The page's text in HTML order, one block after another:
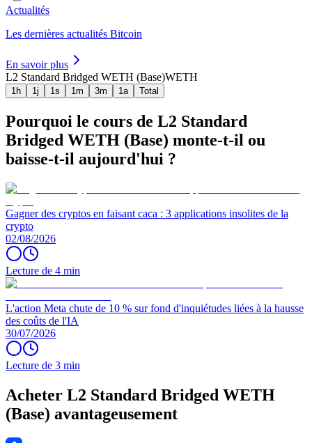
Actualités
Les dernières actualités Bitcoin
En savoir plus
L2 Standard Bridged WETH (Base)WETH
1h 1j 1s 1m 3m 1a Total
Pourquoi le cours de L2 Standard
Bridged WETH (Base) monte-t-il ou
baisse-t-il aujourd'hui ?
Gagner des cryptos en faisant caca : 3 applications insolites de la
crypto
02/08/2026
Lecture de 4 min
L'action Meta chute de 10 % sur fond d'inquiétudes liées à la hausse
des coûts de l'IA
30/07/2026
Lecture de 3 min
Acheter L2 Standard Bridged WETH
(Base) avantageusement